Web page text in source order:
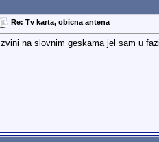
Re: Tv karta, obicna antena
Izvini na slovnim geskama jel sam u